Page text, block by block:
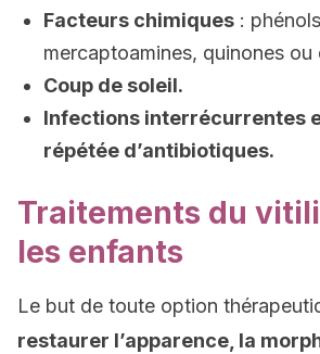
Facteurs chimiques :
mercaptoamines, quinones ou
Coup de soleil.
Infections interrécurrentes
répétée d’antibiotiques.
Traitements du
les enfants
Le but de toute option
restaurer l’apparence, la